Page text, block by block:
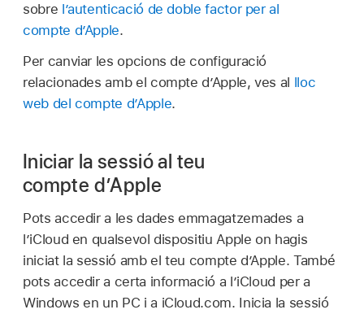
sobre l’autenticació de doble factor per al
compte d’Apple.
Per canviar les opcions de configuració
relacionades amb el compte d’Apple, ves al lloc
web del compte d’Apple.
Iniciar la sessió al teu
compte d’Apple
Pots accedir a les dades emmagatzemades a
l’iCloud en qualsevol dispositiu Apple on hagis
iniciat la sessió amb el teu compte d’Apple. També
pots accedir a certa informació a l’iCloud per a
Windows en un PC i a iCloud.com. Inicia la sessió